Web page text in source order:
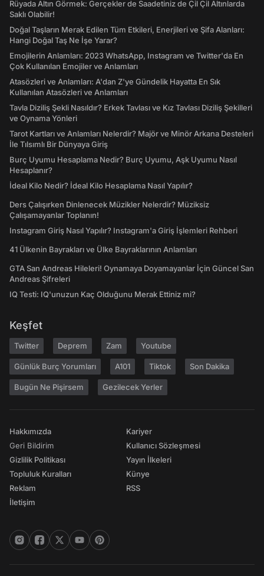
Rüyada Altın Görmek: Gerçekler de Saadetiniz de Çil Çil Altınlarda
Saklı Olabilir!
Doğal Taşların Merak Edilen Tüm Etkileri, Enerjileri ve Şifa Alanları:
Hangi Doğal Taş Ne İşe Yarar?
Emojilerin Anlamları: 2023 WhatsApp, Instagram ve Twitter'da En
Çok Kullanılan Emojiler ve Anlamları
Atasözleri ve Anlamları: A'dan Z'ye Gündelik Hayatta En Sık
Kullanılan Atasözleri ve Anlamları
Tavla Diziliş Şekli Nasıldır? Erkek Tavlası ve Kız Tavlası Diziliş Şekilleri
ve Oynama Yönleri
Tarot Kartları ve Anlamları Nelerdir? Majör ve Minör Arkana Desteleri
İle Tılsımlı Bir Dünyaya Giriş
Burç Uyumu Hesaplama Nedir? Burç Uyumu, Aşk Uyumu Nasıl
Hesaplanır?
İdeal Kilo Nedir? İdeal Kilo Hesaplama Nasıl Yapılır?
Ders Çalışırken Dinlenecek Müzikler Nelerdir? Müziksiz
Çalışamayanlar Toplanın!
Instagram Giriş Nasıl Yapılır? Instagram'a Giriş İşlemleri Rehberi
41 Ülkenin Bayrakları ve Ülke Bayraklarının Anlamları
GTA San Andreas Hileleri! Oynamaya Doyamayanlar İçin Güncel San
Andreas Şifreleri
IQ Testi: IQ'unuzun Kaç Olduğunu Merak Ettiniz mi?
Keşfet
Twitter Deprem Zam Youtube
Günlük Burç Yorumları A101 Tiktok Son Dakika
Bugün Ne Pişirsem Gezilecek Yerler
Hakkımızda
Geri Bildirim
Gizlilik Politikası
Topluluk Kuralları
Reklam
İletişim
Kariyer
Kullanıcı Sözleşmesi
Yayın İlkeleri
Künye
RSS